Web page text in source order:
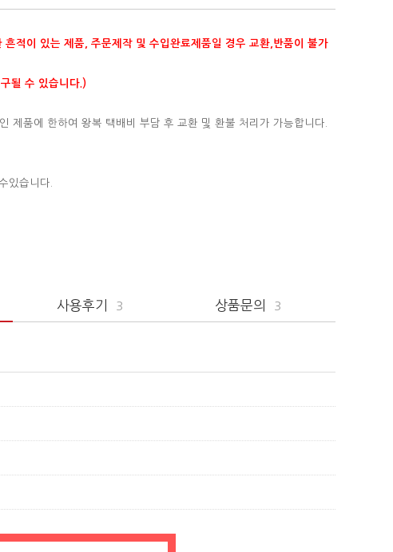
적이 있는 제품, 주문제작 및 수입완료제품일 경우 교환,반품이 불가
될 수 있습니다.)
제품에 한하여 왕복 택배비 부담 후 교환 및 환불 처리가 가능합니다.
있습니다.
사용후기 3 상품문의 3